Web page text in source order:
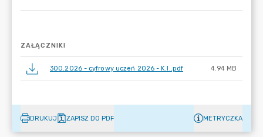
ZAŁĄCZNIKI
300.2026 - cyfrowy uczeń 2026 - K.I..pdf 4.94 MB
DRUKUJ ZAPISZ DO PDF METRYCZKA